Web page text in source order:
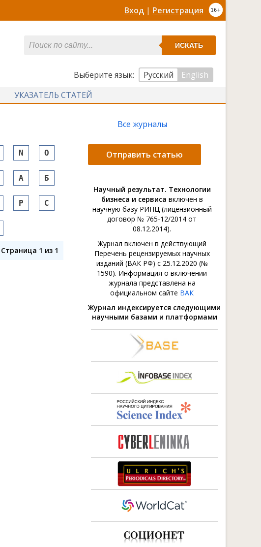
Вход | Регистрация
ИСКАТЬ
Выберите язык: Русский
English
УКАЗАТЕЛЬ СТАТЕЙ
N O
А Б
Р С
Страница 1 из 1
Все журналы
Отправить статью
Научный результат. Технологии
бизнеса и сервиса включен в
научную базу РИНЦ (лицензионный
договор № 765-12/2014 от
08.12.2014).
Журнал включен в действующий
Перечень рецензируемых научных
изданий (ВАК РФ) с 25.12.2020 (№
1590). Информация о включении
журнала представлена на
официальном сайте ВАК
Журнал индексируется следующими
научными базами и платформами